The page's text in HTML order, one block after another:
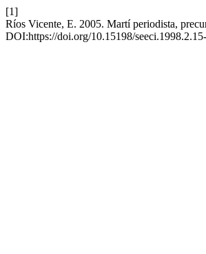
[1]
Ríos Vicente, E. 2005. Martí periodista,
DOI:https://doi.org/10.15198/